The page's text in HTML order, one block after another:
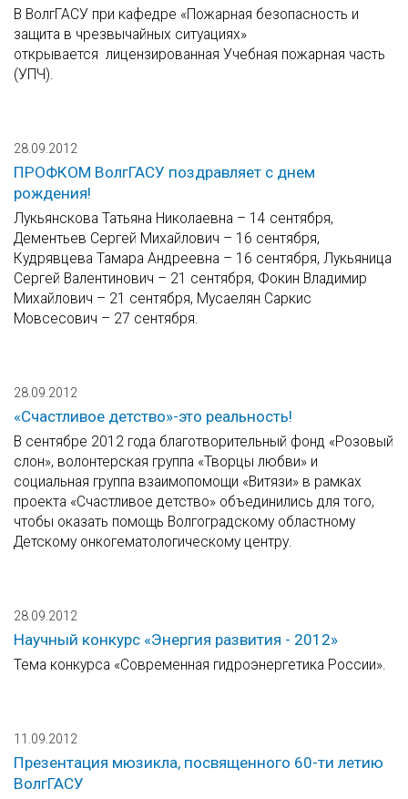
В ВолгГАСУ при кафедре «Пожарная безопасность и
защита в чрезвычайных ситуациях»
открывается лицензированная Учебная пожарная часть
(УПЧ).
28.09.2012
ПРОФКОМ ВолгГАСУ поздравляет с днем
рождения!
Лукьянскова Татьяна Николаевна – 14 сентября,
Дементьев Сергей Михайлович – 16 сентября,
Кудрявцева Тамара Андреевна – 16 сентября, Лукьяница
Сергей Валентинович – 21 сентября, Фокин Владимир
Михайлович – 21 сентября, Мусаелян Саркис
Мовсесович – 27 сентября.
28.09.2012
«Счастливое детство»-это реальность!
В сентябре 2012 года благотворительный фонд «Розовый
слон», волонтерская группа «Творцы любви» и
социальная группа взаимопомощи «Витязи» в рамках
проекта «Счастливое детство» объединились для того,
чтобы оказать помощь Волгоградскому областному
Детскому онкогематологическому центру.
28.09.2012
Научный конкурс «Энергия развития - 2012»
Тема конкурса «Современная гидроэнергетика России».
11.09.2012
Презентация мюзикла, посвященного 60-ти летию
ВолгГАСУ